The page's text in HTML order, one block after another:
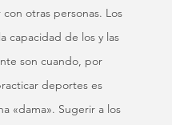
otras personas. Los
capacidad de los y las
son cuando, por
deportes es
«dama». Sugerir a los